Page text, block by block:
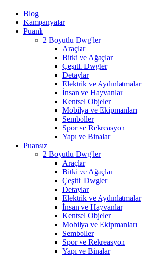
Blog
Kampanyalar
Puanlı
2 Boyutlu Dwg'ler
Araçlar
Bitki ve Ağaçlar
Çeşitli Dwgler
Detaylar
Elektrik ve Aydınlatmalar
İnsan ve Hayvanlar
Kentsel Objeler
Mobilya ve Ekipmanları
Semboller
Spor ve Rekreasyon
Yapı ve Binalar
Puansız
2 Boyutlu Dwg'ler
Araçlar
Bitki ve Ağaçlar
Çeşitli Dwgler
Detaylar
Elektrik ve Aydınlatmalar
İnsan ve Hayvanlar
Kentsel Objeler
Mobilya ve Ekipmanları
Semboller
Spor ve Rekreasyon
Yapı ve Binalar